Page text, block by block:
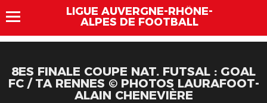
LIGUE AUVERGNE-RHÔNE-
ALPES DE FOOTBALL
8ES FINALE COUPE NAT. FUTSAL : GOAL
FC / TA RENNES © PHOTOS LAURAFOOT-
ALAIN CHENEVIÈRE